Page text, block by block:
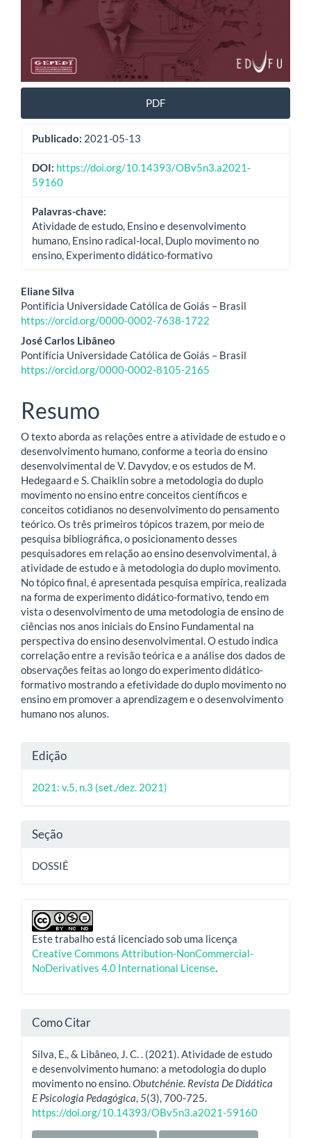
PDF
Publicado: 2021-05-13
DOI: https://doi.org/10.14393/OBv5n3.a2021-
59160
Palavras-chave:
Atividade de estudo, Ensino e desenvolvimento
humano, Ensino radical-local, Duplo movimento no
ensino, Experimento didático-formativo
Conteúdo
do
artigo
principal
Eliane Silva
Pontifícia Universidade Católica de Goiás – Brasil
https://orcid.org/0000-0002-7638-1722
José Carlos Libâneo
Pontifícia Universidade Católica de Goiás – Brasil
https://orcid.org/0000-0002-8105-2165
Resumo
O texto aborda as relações entre a atividade de estudo e o
desenvolvimento humano, conforme a teoria do ensino
desenvolvimental de V. Davydov, e os estudos de M.
Hedegaard e S. Chaiklin sobre a metodologia do duplo
movimento no ensino entre conceitos científicos e
conceitos cotidianos no desenvolvimento do pensamento
teórico. Os três primeiros tópicos trazem, por meio de
pesquisa bibliográfica, o posicionamento desses
pesquisadores em relação ao ensino desenvolvimental, à
atividade de estudo e à metodologia do duplo movimento.
No tópico final, é apresentada pesquisa empírica, realizada
na forma de experimento didático-formativo, tendo em
vista o desenvolvimento de uma metodologia de ensino de
ciências nos anos iniciais do Ensino Fundamental na
perspectiva do ensino desenvolvimental. O estudo indica
correlação entre a revisão teórica e a análise dos dados de
observações feitas ao longo do experimento didático-
formativo mostrando a efetividade do duplo movimento no
ensino em promover a aprendizagem e o desenvolvimento
humano nos alunos.
Detalhes
do
artigo
Edição
2021: v.5, n.3 (set./dez. 2021)
Seção
DOSSIÊ
Este trabalho está licenciado sob uma licença
Creative Commons Attribution-NonCommercial-
NoDerivatives 4.0 International License.
Como Citar
Silva, E., & Libâneo, J. C. . (2021). Atividade de estudo
e desenvolvimento humano: a metodologia do duplo
movimento no ensino. Obutchénie. Revista De Didática
E Psicologia Pedagógica 5(3), 700-725.
https://doi.org/10.14393/OBv5n3.a2021-59160